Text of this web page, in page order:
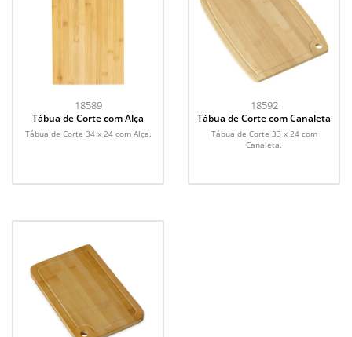
18589
Tábua de Corte com Alça
Tábua de Corte 34 x 24 com Alça.
18592
Tábua de Corte com Canaleta
Tábua de Corte 33 x 24 com
Canaleta.